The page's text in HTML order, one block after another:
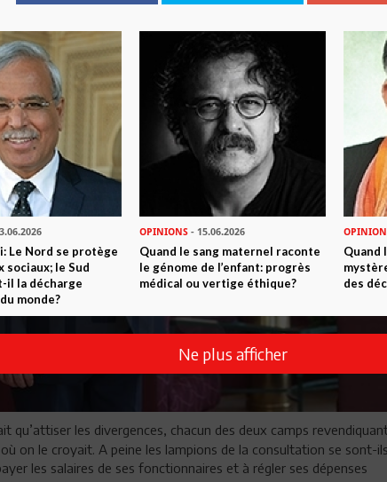
qu’attiser les divergences, chacun des deux camps
on le croyait. A peine les lampions de la consultation se sont-ils
les salaires de ses fonctionnaires et à régler ses dépenses
Le Nord se protège
sociaux; le Sud
il la décharge
monde?
OPINIONS - 15.06.2026
Quand le sang maternel raconte
le génome de l’enfant: progrès
médical ou vertige éthique?
Quand
des
Ne plus afficher